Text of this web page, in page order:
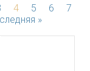
4 5 6
7
»